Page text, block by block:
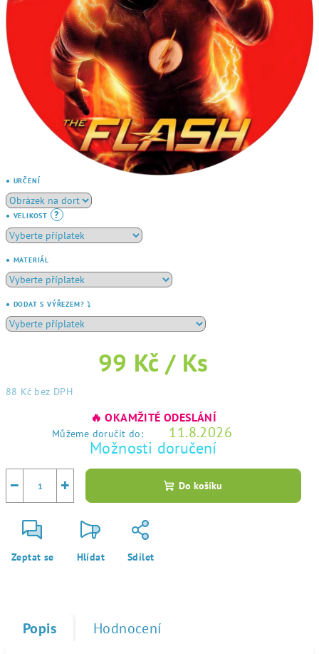
● URČENÍ
● VELIKOST ?
● MATERIÁL
● DODAT S VÝŘEZEM? ⤵️
99 Kč / Ks
88 Kč bez DPH
🔥 OKAMŽITÉ ODESLÁNÍ
Můžeme doručit do: 11.8.2026
Možnosti doručení
+
− Do košíku
Zeptat se Hlídat Sdílet
Popis Hodnocení